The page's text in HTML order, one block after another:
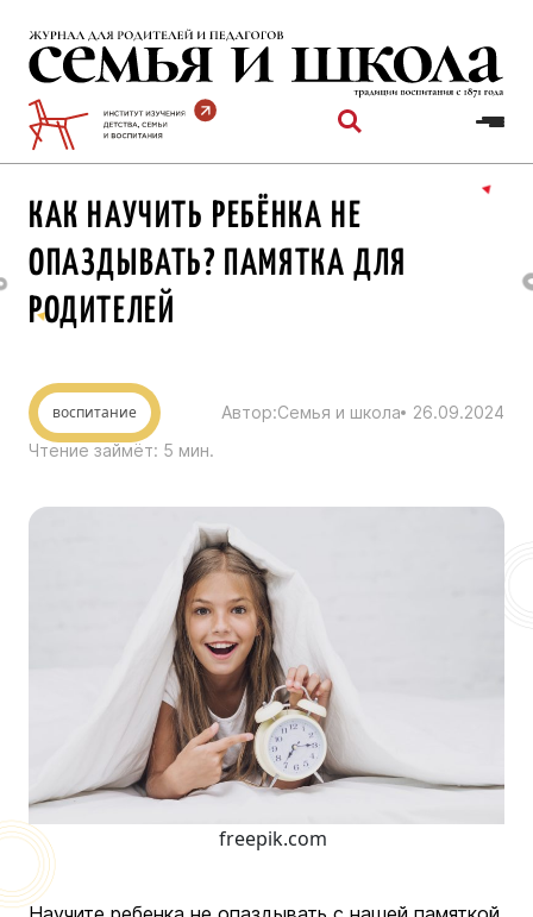
содержимому
КАК НАУЧИТЬ РЕБЁНКА НЕ
ОПАЗДЫВАТЬ? ПАМЯТКА ДЛЯ
РОДИТЕЛЕЙ
воспитание Автор:Семья и школа
26.09.2024
Чтение займёт: 5 мин.
freepik.com